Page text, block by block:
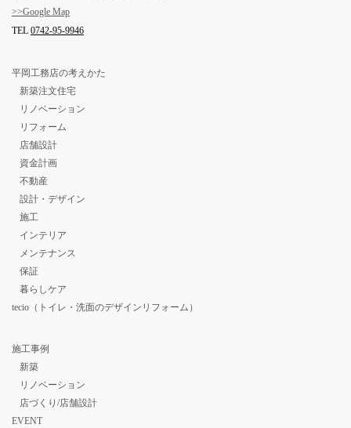
>>Google Map
TEL 0742-95-9946
平岡工務店の考えかた
新築注文住宅
リノベーション
リフォーム
店舗設計
資金計画
不動産
設計・デザイン
施工
インテリア
メンテナンス
保証
暮らしケア
tecio（トイレ・洗面のデザインリフォーム）
施工事例
新築
リノベーション
店づくり/店舗設計
EVENT